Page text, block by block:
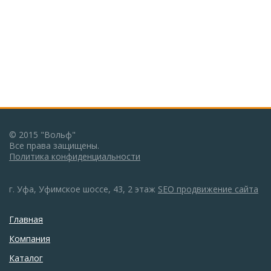
© 2015 "Вольф"
Все права защищены.
Политика конфиденциальности
г. Уфа, Уфимское шоссе, 43, 2 этаж SEO продвижение сайта
Главная
Компания
Каталог